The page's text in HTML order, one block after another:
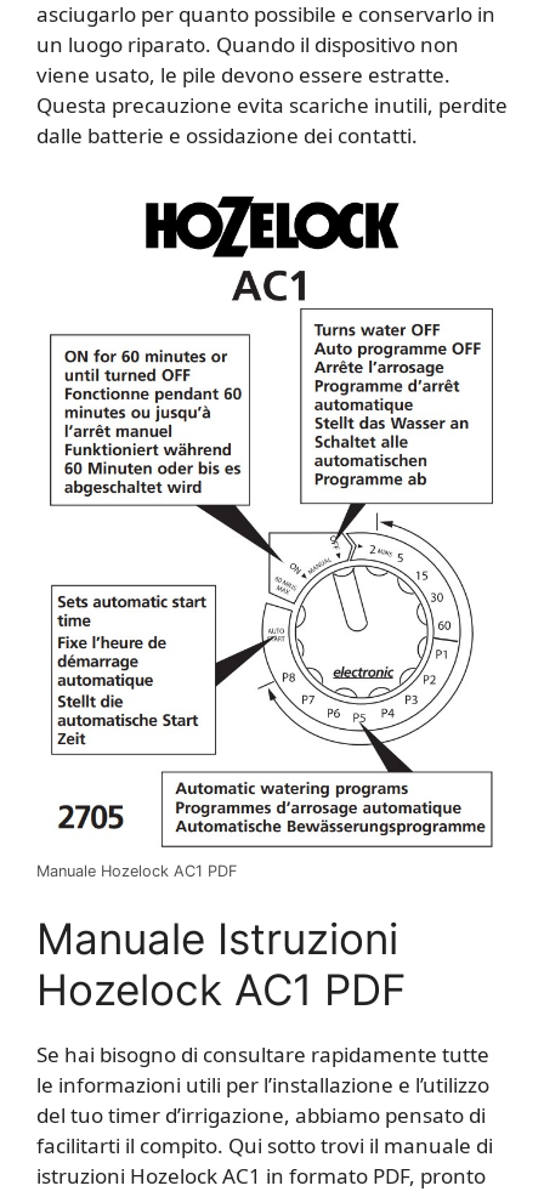
asciugarlo per quanto possibile e conservarlo in
un luogo riparato. Quando il dispositivo non
viene usato, le pile devono essere estratte.
Questa precauzione evita scariche inutili, perdite
dalle batterie e ossidazione dei contatti.
Manuale Hozelock AC1 PDF
Manuale Istruzioni
Hozelock AC1 PDF
Se hai bisogno di consultare rapidamente tutte
le informazioni utili per l’installazione e l’utilizzo
del tuo timer d’irrigazione, abbiamo pensato di
facilitarti il compito. Qui sotto trovi il manuale di
istruzioni Hozelock AC1 in formato PDF, pronto